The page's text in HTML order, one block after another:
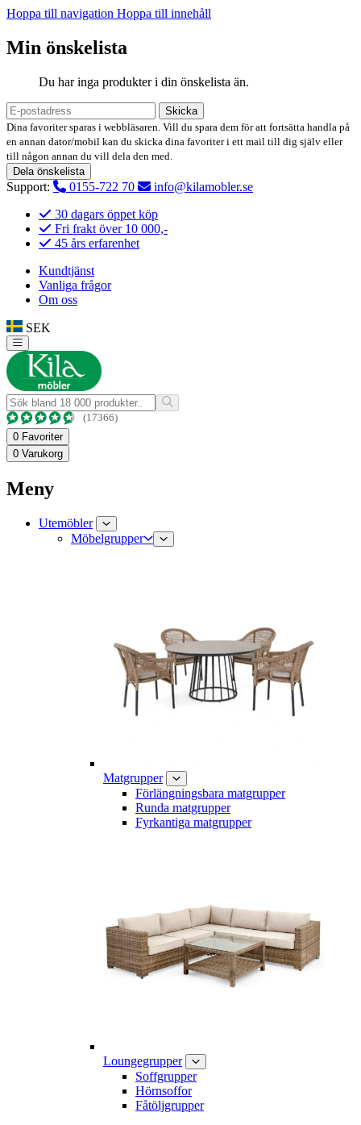
Hoppa till navigation Hoppa till innehåll
Min önskelista
Du har inga produkter i din önskelista än.
Skicka
Dina favoriter sparas i webbläsaren. Vill du spara dem för att fortsätta handla på
en annan dator/mobil kan du skicka dina favoriter i ett mail till dig själv eller
till någon annan du vill dela den med.
Dela önskelista
Support: 0155-722 70
info@kilamobler.se
30 dagars öppet köp
Fri frakt över 10 000,-
45 års erfarenhet
Kundtjänst
Vanliga frågor
Om oss
SEK
(17366)
0 Favoriter
0 Varukorg
Meny
Utemöbler
Möbelgrupper
Matgrupper
Förlängningsbara matgrupper
Runda matgrupper
Fyrkantiga matgrupper
Loungegrupper
Soffgrupper
Hörnsoffor
Fåtöljgrupper